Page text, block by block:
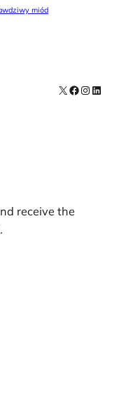
miód
X Facebook
receive the